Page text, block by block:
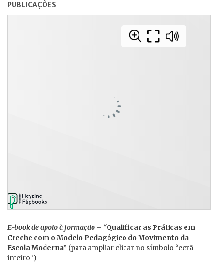
PUBLICAÇÕES
E-book de apoio à formação – “Qualificar as Práticas em
Creche com o Modelo Pedagógico do Movimento da
Escola Moderna” (para ampliar clicar no símbolo “ecrã
inteiro”)